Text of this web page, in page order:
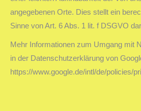
angegebenen Orte. Dies stellt ein
Sinne von Art. 6 Abs. 1 lit. f DSGVO
Mehr Informationen zum Umgang mit
in der Datenschutzerklärung von
https://www.google.de/intl/de/policies/